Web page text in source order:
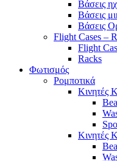
Βάσεις
Βάσεις
Βάσεις
Flight Cases –
Flight
Racks
Φωτισμός
Ρομποτικά
Κινητές
Κινητές